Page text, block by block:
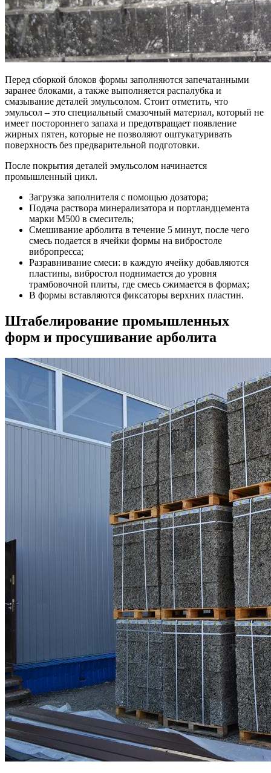
Перед сборкой блоков формы заполняются запечатанными
заранее блоками, а также выполняется распалубка и
смазывание деталей эмульсолом. Стоит отметить, что
эмульсол – это специальный смазочный материал, который не
имеет постороннего запаха и предотвращает появление
жирных пятен, которые не позволяют оштукатуривать
поверхность без предварительной подготовки.
После покрытия деталей эмульсолом начинается
промышленный цикл.
Загрузка заполнителя с помощью дозатора;
Подача раствора минерализатора и портландцемента
марки М500 в смеситель;
Смешивание арболита в течение 5 минут, после чего
смесь подается в ячейки формы на вибростоле
вибропресса;
Разравнивание смеси: в каждую ячейку добавляются
пластины, вибростол поднимается до уровня
трамбовочной плиты, где смесь сжимается в формах;
В формы вставляются фиксаторы верхних пластин.
Штабелирование промышленных
форм и просушивание арболита